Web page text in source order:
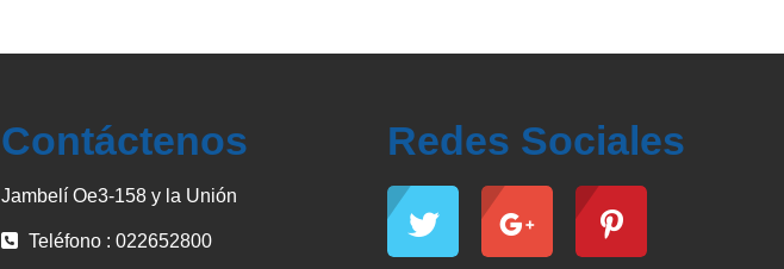
Contáctenos
Jambelí Oe3-158 y la Unión
Teléfono : 022652800
Redes Sociales